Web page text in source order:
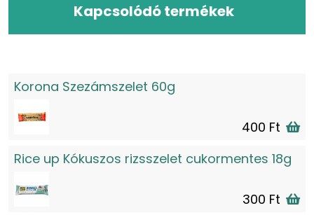
Kapcsolódó termékek
Korona Szezámszelet 60g
400 Ft
Rice up Kókuszos rizsszelet cukormentes 18g
300 Ft